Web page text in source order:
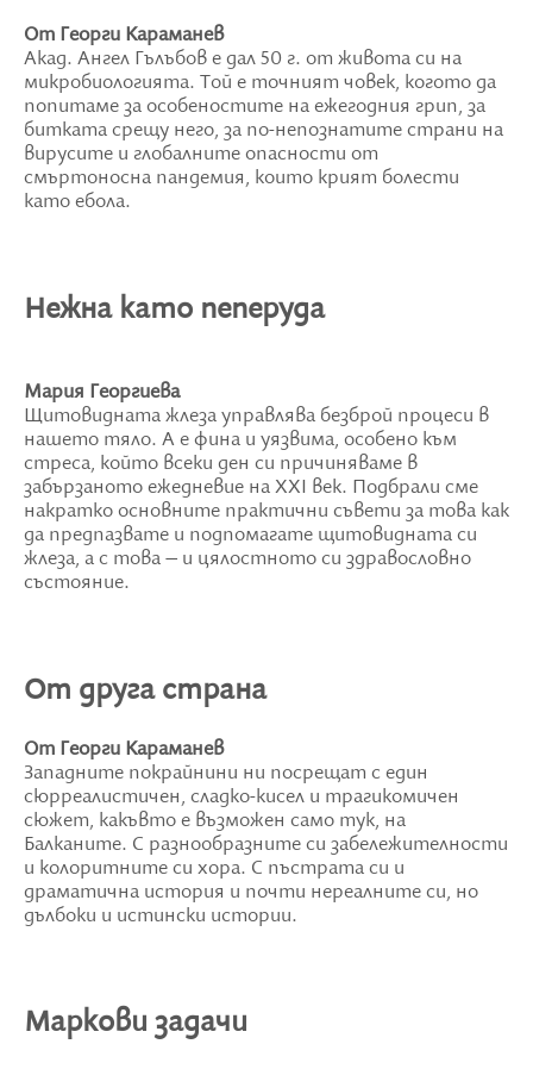
От Георги Караманев
Акад. Ангел Гълъбов е дал 50 г. от живота си на
микробиологията. Той е точният човек, когото да
попитаме за особеностите на ежегодния грип, за
битката срещу него, за по-непознатите страни на
вирусите и глобалните опасности от
смъртоносна пандемия, които крият болести
като ебола.
Нежна като пеперуда
Мария Георгиева
Щитовидната жлеза управлява безброй процеси в
нашето тяло. А е фина и уязвима, особено към
стреса, който всеки ден си причиняваме в
забързаното ежедневие на XXI век. Подбрали сме
накратко основните практични съвети за това как
да предпазвате и подпомагате щитовидната си
жлеза, а с това – и цялостното си здравословно
състояние.
От друга страна
От Георги Караманев
Западните покрайнини ни посрещат с един
сюрреалистичен, сладко-кисел и трагикомичен
сюжет, какъвто е възможен само тук, на
Балканите. С разнообразните си забележителности
и колоритните си хора. С пъстрата си и
драматична история и почти нереалните си, но
дълбоки и истински истории.
Маркови задачи